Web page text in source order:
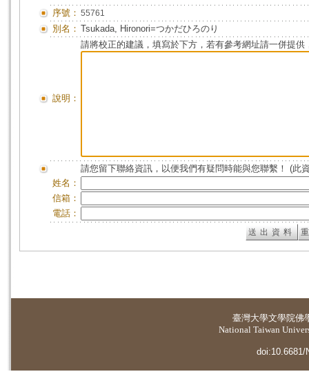
序號： 55761
別名： Tsukada, Hironori=つかだひろのり
說明：
請將校正的建議，填寫於下方，若有參考網址請一併提供
請您留下聯絡資訊，以便我們有疑問時能與您聯繫！ (此
姓名：
信箱：
電話：
臺灣大學文學院佛
National Taiwan
doi:10.6681/